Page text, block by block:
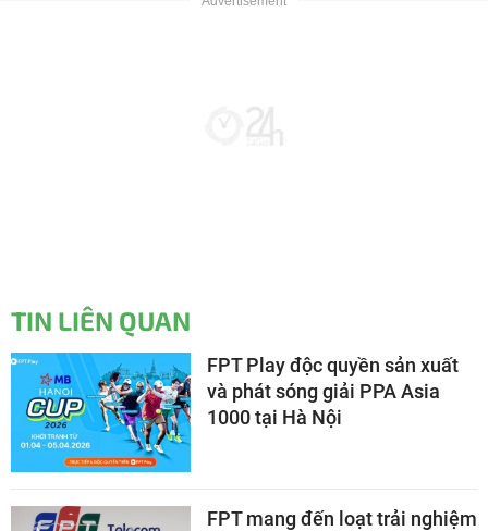
TIN LIÊN QUAN
FPT Play độc quyền sản xuất
và phát sóng giải PPA Asia
1000 tại Hà Nội
FPT mang đến loạt trải nghiệm